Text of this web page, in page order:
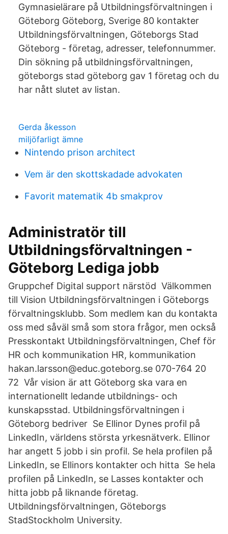
Gymnasielärare på Utbildningsförvaltningen i
Göteborg Göteborg, Sverige 80 kontakter
Utbildningsförvaltningen, Göteborgs Stad
Göteborg - företag, adresser, telefonnummer.
Din sökning på utbildningsförvaltningen,
göteborgs stad göteborg gav 1 företag och du
har nått slutet av listan.
Gerda åkesson
miljöfarligt ämne
Nintendo prison architect
Vem är den skottskadade advokaten
Favorit matematik 4b smakprov
Administratör till
Utbildningsförvaltningen -
Göteborg Lediga jobb
Gruppchef Digital support närstöd Välkommen
till Vision Utbildningsförvaltningen i Göteborgs
förvaltningsklubb. Som medlem kan du kontakta
oss med såväl små som stora frågor, men också
Presskontakt Utbildningsförvaltningen, Chef för
HR och kommunikation HR, kommunikation
hakan.larsson@educ.goteborg.se 070-764 20
72 Vår vision är att Göteborg ska vara en
internationellt ledande utbildnings- och
kunskapsstad. Utbildningsförvaltningen i
Göteborg bedriver Se Ellinor Dynes profil på
LinkedIn, världens största yrkesnätverk. Ellinor
har angett 5 jobb i sin profil. Se hela profilen på
LinkedIn, se Ellinors kontakter och hitta Se hela
profilen på LinkedIn, se Lasses kontakter och
hitta jobb på liknande företag.
Utbildningsförvaltningen, Göteborgs
StadStockholm University.